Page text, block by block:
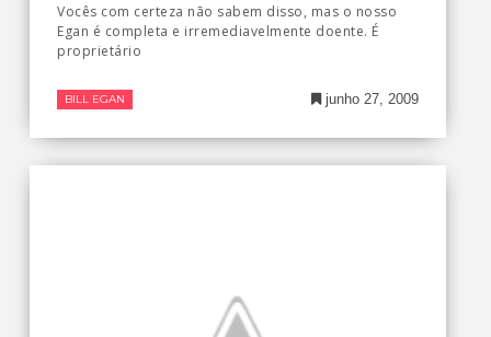
Vocês com certeza não sabem disso, mas o nosso
Egan é completa e irremediavelmente doente. É
proprietário
BILL EGAN junho 27, 2009